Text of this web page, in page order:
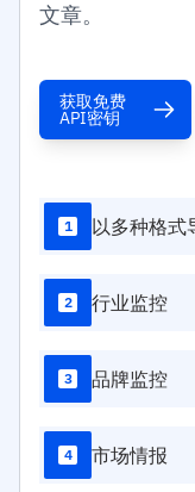
文章。
获取免费
API密钥
1 以多种格式
2 行业监控
3 品牌监控
4 市场情报